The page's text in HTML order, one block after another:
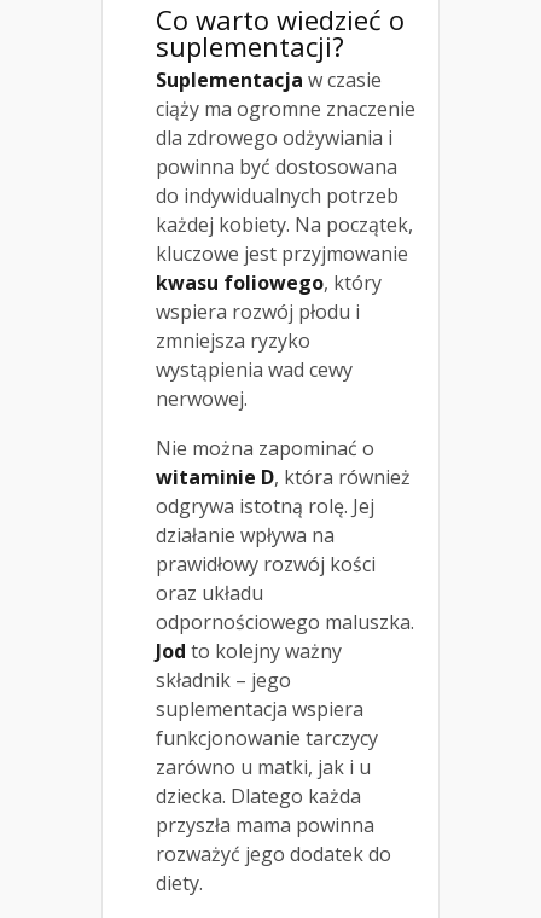
Co warto wiedzieć o
suplementacji?
Suplementacja w czasie
ciąży ma ogromne znaczenie
dla zdrowego odżywiania i
powinna być dostosowana
do indywidualnych potrzeb
każdej kobiety. Na początek,
kluczowe jest przyjmowanie
kwasu foliowego, który
wspiera rozwój płodu i
zmniejsza ryzyko
wystąpienia wad cewy
nerwowej.
Nie można zapominać o
witaminie D, która również
odgrywa istotną rolę. Jej
działanie wpływa na
prawidłowy rozwój kości
oraz układu
odpornościowego maluszka.
Jod to kolejny ważny
składnik – jego
suplementacja wspiera
funkcjonowanie tarczycy
zarówno u matki, jak i u
dziecka. Dlatego każda
przyszła mama powinna
rozważyć jego dodatek do
diety.